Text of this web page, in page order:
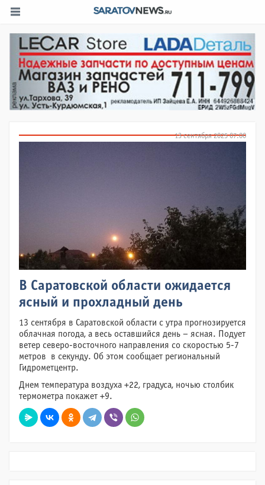
13 сентября 2025 07:00
В Саратовской области ожидается
ясный и прохладный день
13 сентября в Саратовской области с утра прогнозируется
облачная погода, а весь оставшийся день – ясная. Подует
ветер северо-восточного направления со скоростью 5-7
метров в секунду. Об этом сообщает региональный
Гидрометцентр.
Днем температура воздуха +22, градуса, ночью столбик
термометра покажет +9.